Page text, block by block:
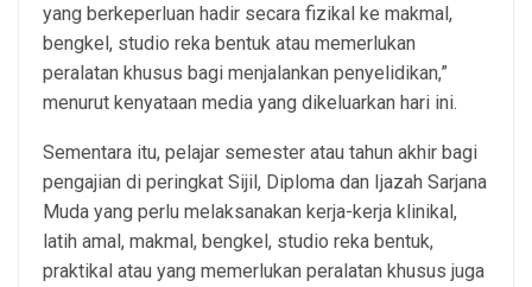
yang berkeperluan hadir secara fizikal ke makmal,
bengkel, studio reka bentuk atau memerlukan
peralatan khusus bagi menjalankan penyelidikan,”
menurut kenyataan media yang dikeluarkan hari ini.
Sementara itu, pelajar semester atau tahun akhir bagi
pengajian di peringkat Sijil, Diploma dan Ijazah Sarjana
Muda yang perlu melaksanakan kerja-kerja klinikal,
latih amal, makmal, bengkel, studio reka bentuk,
praktikal atau yang memerlukan peralatan khusus juga